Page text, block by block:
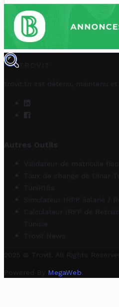
TROVIT
trovit.tn est détenu, maintenu
Autres Outils
Validateur de matricule
Taux de change de Dinar
TuniRIBs
Simulateur IRPP Salarié /
Calculateur IRPP de
Tunisie
Trovit News
2025 © Trovit. All Rights
Powered By MegaWeb